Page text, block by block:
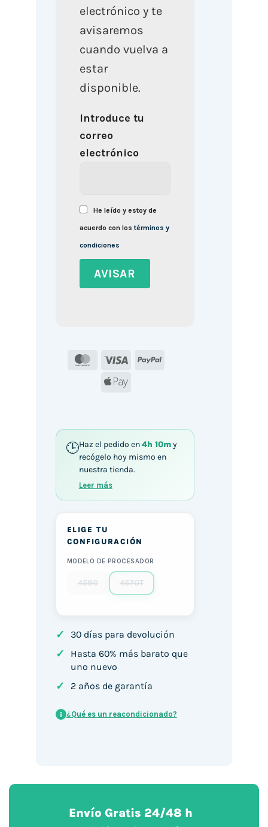
electrónico y te
avisaremos
cuando vuelva a
estar
disponible.
Introduce tu
correo
electrónico
He leído y estoy de
acuerdo con lostérminos y
condiciones
MasterCard
Visa
PayPal
Apple
Haz el pedido en4h 10my
recógelo hoy mismo en
nuestra tienda.
Leer más
ELIGE TU
CONFIGURACIÓN
MODELO DE PROCESADOR
4590 4570T
✓ 30 días para devolución
✓
Hasta 60% más barato que
uno nuevo
✓ 2 años de garantía
i ¿Qué es un reacondicionado?
Envío Gratis 24/48 h